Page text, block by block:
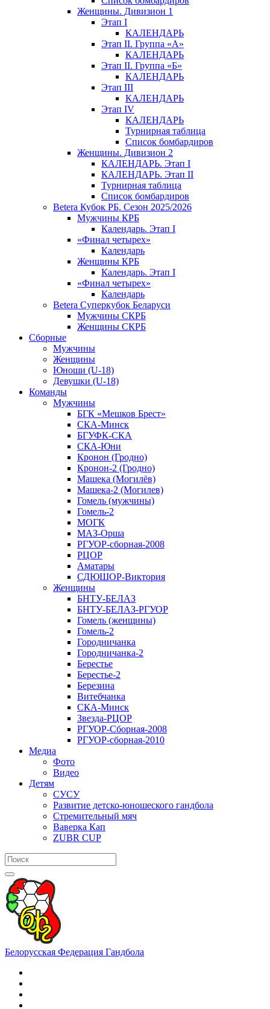
Женщины. Дивизион 1
Этап I
КАЛЕНДАРЬ
Этап II. Группа «А»
КАЛЕНДАРЬ
Этап II. Группа «Б»
КАЛЕНДАРЬ
Этап III
КАЛЕНДАРЬ
Этап IV
КАЛЕНДАРЬ
Турнирная таблица
Список бомбардиров
Женщины. Дивизион 2
КАЛЕНДАРЬ. Этап I
КАЛЕНДАРЬ. Этап II
Турнирная таблица
Список бомбардиров
Betera Кубок РБ. Сезон 2025/2026
Мужчины КРБ
Календарь. Этап I
«Финал четырех»
Календарь
Женщины КРБ
Календарь. Этап I
«Финал четырех»
Календарь
Betera Суперкубок Беларуси
Мужчины СКРБ
Женщины СКРБ
Сборные
Мужчины
Женщины
Юноши (U-18)
Девушки (U-18)
Команды
Мужчины
БГК «Мешков Брест»
СКА-Минск
БГУФК-СКА
СКА-Юни
Кронон (Гродно)
Кронон-2 (Гродно)
Машека (Могилёв)
Машека-2 (Могилев)
Гомель (мужчины)
Гомель-2
МОГК
МАЗ-Орша
РГУОР-сборная-2008
РЦОР
Аматары
СДЮШОР-Виктория
Женщины
БНТУ-БЕЛАЗ
БНТУ-БЕЛАЗ-РГУОР
Гомель (женщины)
Гомель-2
Городничанка
Городничанка-2
Берестье
Берестье-2
Березина
Витебчанка
СКА-Минск
Звезда-РЦОР
РГУОР-Сборная-2008
РГУОР-сборная-2010
Медиа
Фото
Видео
Детям
СУСУ
Развитие детско-юношеского гандбола
Стремительный мяч
Ваверка Кап
ZUBR CUP
Белорусская Федерация Гандбола